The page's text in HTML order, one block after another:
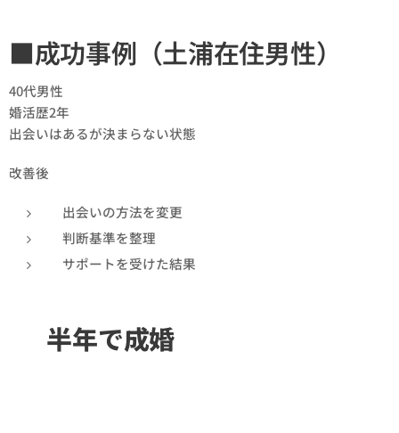
■成功事例（土浦在住男性）
40代男性
婚活歴2年
出会いはあるが決まらない状態
改善後👇
出会いの方法を変更
判断基準を整理
サポートを受けた結果
半年で成婚